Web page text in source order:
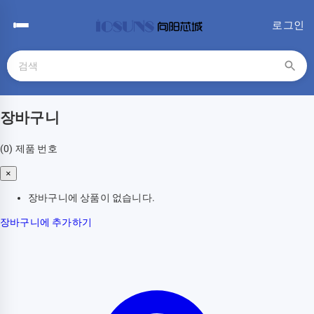
로그인
장바구니
(0) 제품 번호
×
장바구니에 상품이 없습니다.
장바구니에 추가하기